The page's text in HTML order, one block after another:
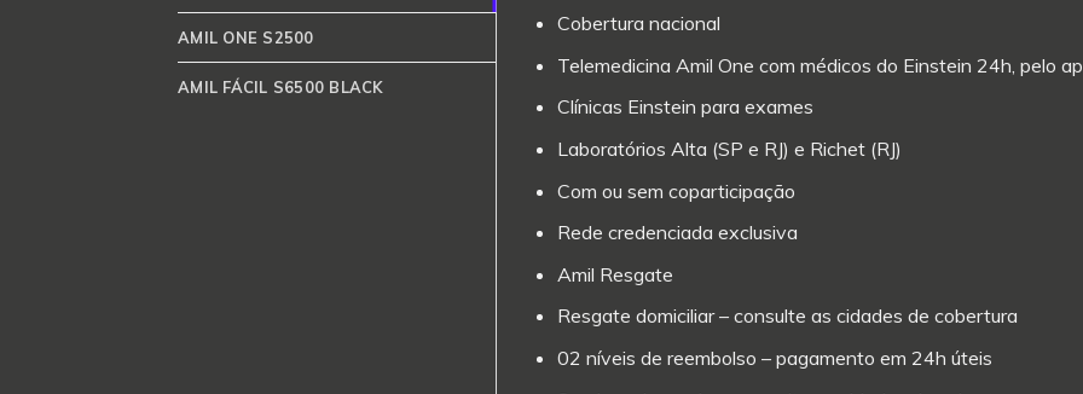
AMIL ONE S2500
AMIL FÁCIL S6500 BLACK
Cobertura nacional
Telemedicina Amil One com médicos do Einstein 24h, pelo
Clínicas Einstein para exames
Laboratórios Alta (SP e RJ) e Richet (RJ)
Com ou sem coparticipação
Rede credenciada exclusiva
Amil Resgate
Resgate domiciliar – consulte as cidades de cobertura
02 níveis de reembolso – pagamento em 24h úteis